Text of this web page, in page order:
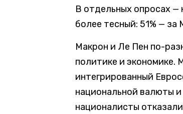
В отдельных опросах
более тесный: 51% — за
Макрон и Ле Пен по-
политике и экономике.
интегрированный
национальной валюты и
националисты